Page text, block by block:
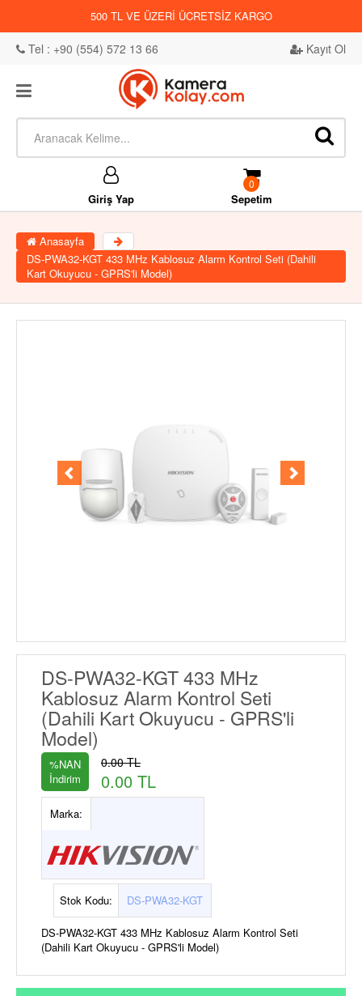
500 TL VE ÜZERİ ÜCRETSİZ KARGO
Tel : +90 (554) 572 13 66 Kayıt Ol
Giriş Yap
0
Sepetim
Anasayfa
DS-PWA32-KGT 433 MHz Kablosuz Alarm Kontrol Seti (Dahili
Kart Okuyucu - GPRS'li Model)
DS-PWA32-KGT 433 MHz
Kablosuz Alarm Kontrol Seti
(Dahili Kart Okuyucu - GPRS'li
Model)
%NAN
İndirim
0.00 TL
0.00 TL
Marka:
Stok Kodu: DS-PWA32-KGT
DS-PWA32-KGT 433 MHz Kablosuz Alarm Kontrol Seti
(Dahili Kart Okuyucu - GPRS'li Model)